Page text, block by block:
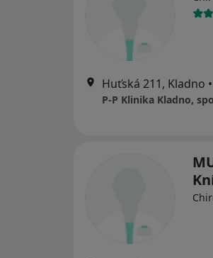
Huťská 211, Kladno •
P-P Klinika Kladno,